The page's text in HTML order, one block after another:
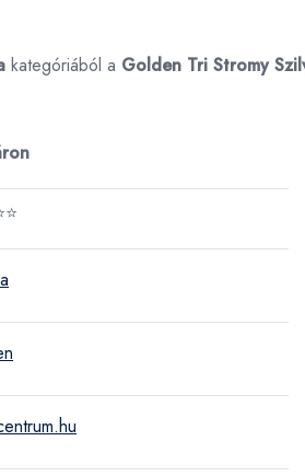
kategóriából a Golden Tri Stromy